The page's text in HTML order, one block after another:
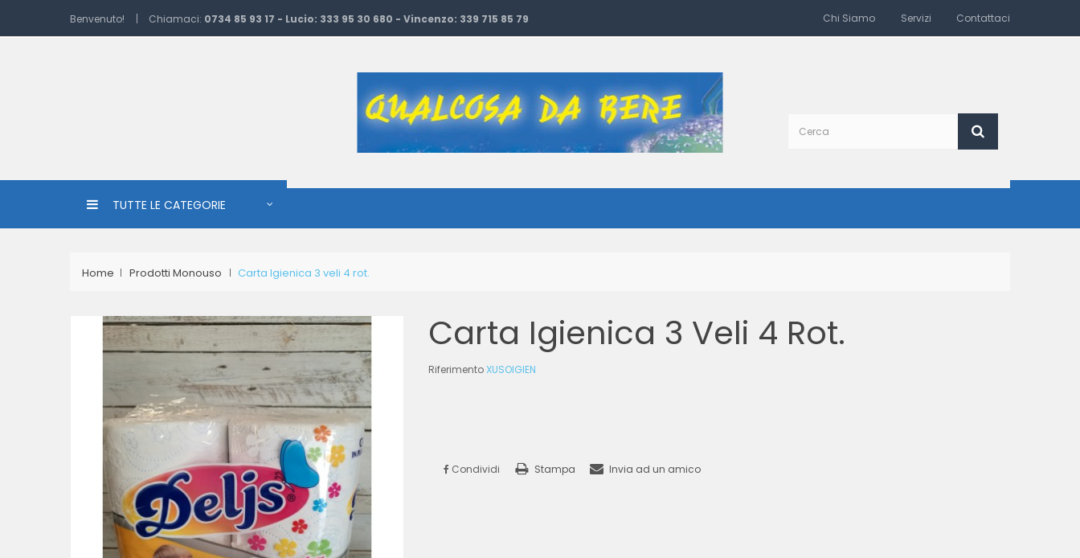
Chi Siamo Servizi Contattaci
Benvenuto! Chiamaci: 0734 85 93 17 - Lucio: 333 95 30 680 - Vincenzo: 339 715 85 79
TUTTE LE CATEGORIE
Home Prodotti Monouso Carta Igienica 3 veli 4 rot.
Carta Igienica 3 Veli 4 Rot.
RiferimentoXUSOIGIEN
Stampa Invia ad un amico
Condividi